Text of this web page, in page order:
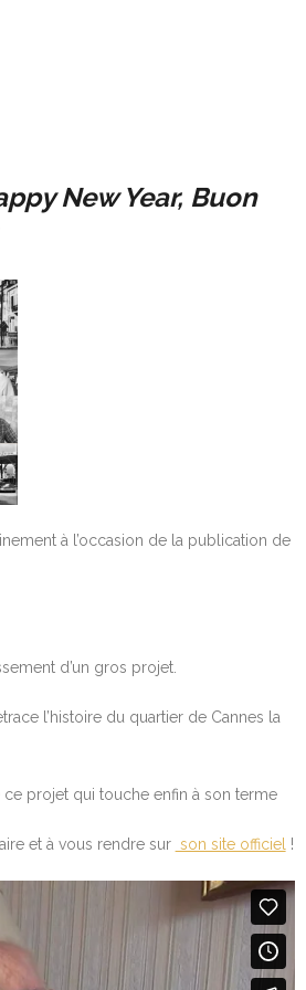
New Year, Buon
à l’occasion de la publication de
d’un gros projet.
l’histoire du quartier de Cannes la
ce projet qui touche enfin à son terme
et à vous rendre sur son site officiel !